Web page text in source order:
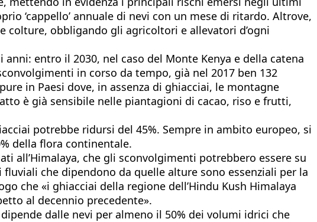
‘cappello’ annuale di nevi con un mese di ritardo. Altrove,
colture, obbligando gli agricoltori e allevatori d’ogni
entro il 2030, nel caso del Monte Kenya e della catena
in corso da tempo, già nel 2017 ben 132
in Paesi dove, in assenza di ghiacciai, le montagne
è già sensibile nelle piantagioni di cacao, riso e frutti,
potrebbe ridursi del 45%. Sempre in ambito europeo, si
della flora continentale.
all’Himalaya, che gli sconvolgimenti potrebbero essere su
che dipendono da quelle alture sono essenziali per la
che «i ghiacciai della regione dell’Hindu Kush Himalaya
al decennio precedente».
dalle nevi per almeno il 50% dei volumi idrici che